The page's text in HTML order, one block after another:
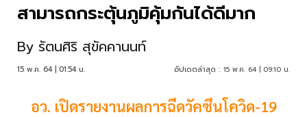
สามารถกระตุ้นภูมิคุ้มกันได้ดีมาก
By รัตนศิริ สุขัคคานนท์
15 พ.ค. 64 | 01:54 น. อัปเดตล่าสุด : 15 พ.ค. 64 | 09:10 น.
อว. เปิดรายงานผลการฉีดวัคซีนโควิด-19